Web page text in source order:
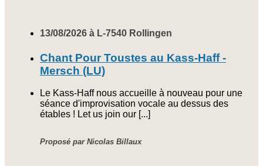
13/08/2026 à L-7540 Rollingen
Chant Pour Toustes au Kass-Haff -
Mersch (LU)
Le Kass-Haff nous accueille à nouveau pour une
séance d'improvisation vocale au dessus des
étables ! Let us join our [...]
Proposé par Nicolas Billaux